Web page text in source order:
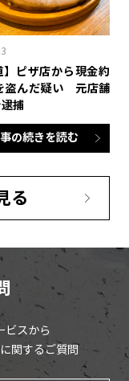
】ピザ店から現金約
盗んだ疑い 元店舗
捕
の続きを読む
る
ビスから
関するご質問